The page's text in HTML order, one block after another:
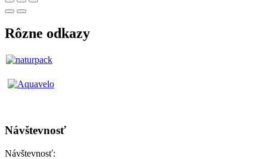
Rôzne odkazy
Návštevnosť
Návštevnosť: